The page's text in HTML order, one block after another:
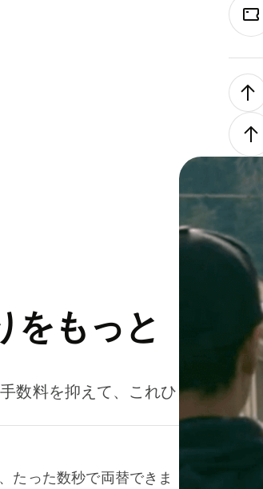
をもっと
数料を抑えて、これひ
たった数秒で両替できま